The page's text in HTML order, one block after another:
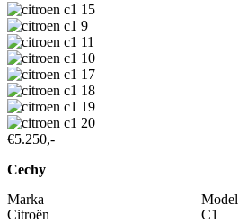
€5.250,-
Cechy
Marka
Citroën
Model
C1